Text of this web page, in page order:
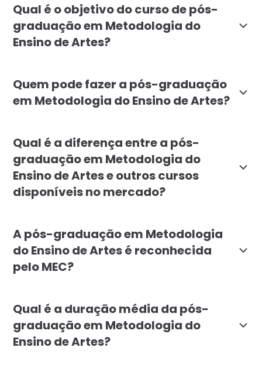
Qual é o objetivo do curso de pós-
graduação em Metodologia do
Ensino de Artes?
Quem pode fazer a pós-graduação
em Metodologia do Ensino de Artes?
Qual é a diferença entre a pós-
graduação em Metodologia do
Ensino de Artes e outros cursos
disponíveis no mercado?
A pós-graduação em Metodologia
do Ensino de Artes é reconhecida
pelo MEC?
Qual é a duração média da pós-
graduação em Metodologia do
Ensino de Artes?